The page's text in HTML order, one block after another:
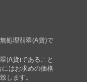
処理翡翠(A貨)で
(A貨)であること
はお求めの価格
します。